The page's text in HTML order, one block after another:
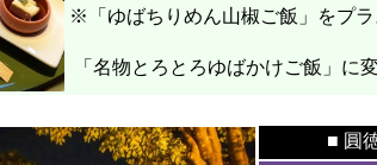
※「ゆばちりめん山椒ご飯」をプラ
「名物とろとろゆばかけご飯」に
■ 圓